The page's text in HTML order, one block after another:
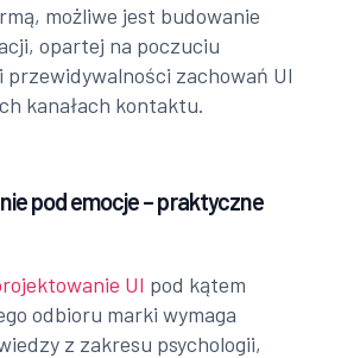
możliwe jest budowanie
opartej na poczuciu
przewidywalności zachowań UI
kanałach kontaktu.
pod emocje – praktyczne
UI pod kątem
odbioru marki wymaga
z zakresu psychologii,